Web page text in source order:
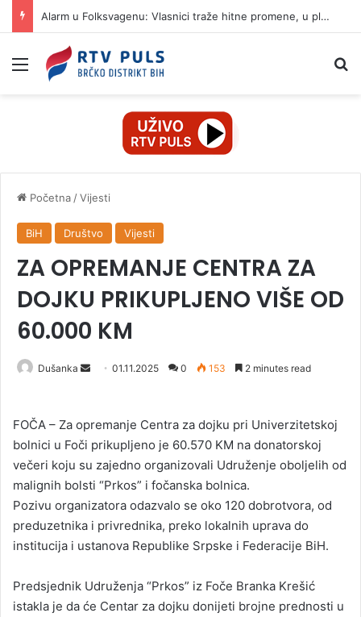
Alarm u Folksvagenu: Vlasnici traže hitne promene, u planu ukidanje 100.000 radnih mesta
Izbornik
Početna /Vijesti
BiH Društvo Vijesti
ZA OPREMANJE CENTRA ZA
DOJKU PRIKUPLJENO VIŠE OD
60.000 KM
Dušanka
d
a
n
e
m
a
i
01.11.2025 0 153 2 minutes read
FOČA – Za opremanje Centra za dojku pri Univerzitetskoj
bolnici u Foči prikupljeno je 60.570 KM na donatorskoj
večeri koju su zajedno organizovali Udruženje oboljelih od
malignih bolsti “Prkos” i fočanska bolnica.
Pozivu organizatora odazvalo se oko 120 dobrotvora, od
preduzetnika i privrednika, preko lokalnih uprava do
institucija i ustanova Republike Srpske i Federacije BiH.
Predsjednik Udruženja “Prkos” iz Foče Branka Krešić
istakla je da će Centar za dojku donijeti brojne prednosti u